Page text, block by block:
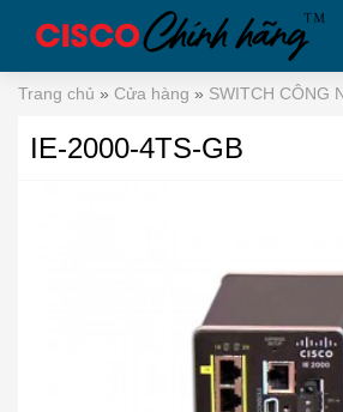
Trang chủ » Cửa hàng » SWITCH CÔNG
IE-2000-4TS-GB